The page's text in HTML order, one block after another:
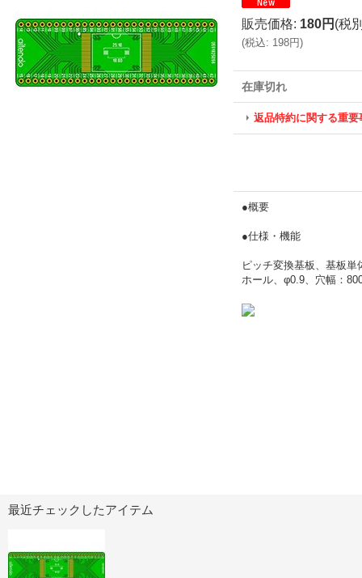
販売価格: 180円 (税
(税込: 198円)
在庫切れ
返品特約に関する重要
●概要
●仕様・機能
ピッチ変換基板、基板
ホール、φ0.9、穴幅：
最近チェックしたアイテム